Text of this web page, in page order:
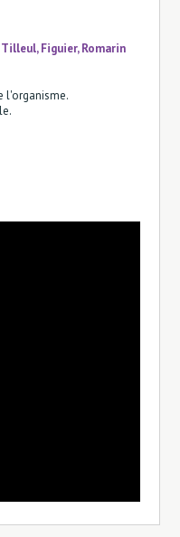
Figuier, Romarin
l'organisme.